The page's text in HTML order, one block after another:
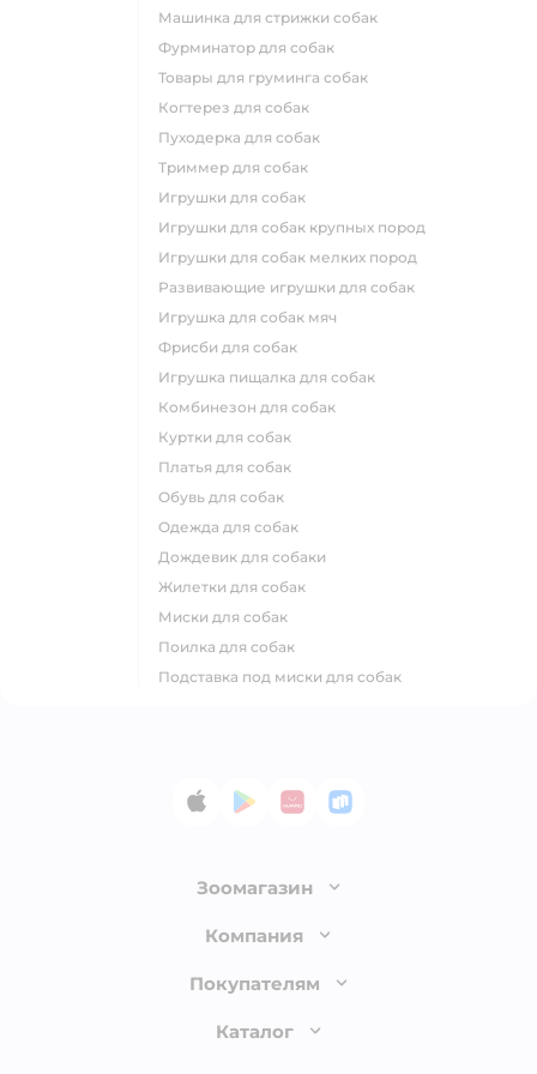
машинка для стрижки собак
фурминатор для собак
товары для груминга собак
когтерез для собак
пуходерка для собак
триммер для собак
игрушки для собак
игрушки для собак крупных пород
игрушки для собак мелких пород
развивающие игрушки для собак
игрушка для собак мяч
фрисби для собак
игрушка пищалка для собак
комбинезон для собак
куртки для собак
платья для собак
обувь для собак
одежда для собак
дождевик для собаки
жилетки для собак
миски для собак
поилка для собак
подставка под миски для собак
App StoreGoogle Play
AppGallery
RuStore
Зоомагазин
Лицензия
Доставка и оплата
Обмен и возврат товара
Компания
О компании
Покупателям
Бонусные карты
Каталог